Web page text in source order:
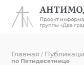
Главная /
по Пятидесятнице